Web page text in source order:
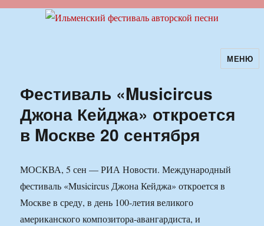
Ильменский фестиваль авторскойМЕНЮ
Фестиваль «Musicircus
Джона Кейджа» откроется
в Mоскве 20 сентября
МОСКВА, 5 сен — РИА Новости. Международный
фестиваль «Musicircus Джона Кейджа» откроется в
Москве в среду, в день 100-летия великого
американского композитора-авангардиста, и